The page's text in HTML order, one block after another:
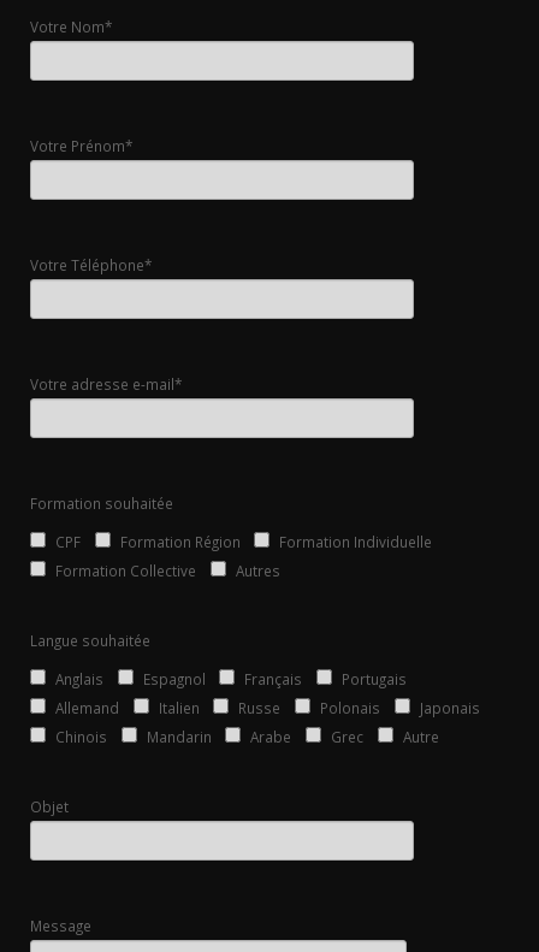
Votre Nom*
Votre Prénom*
Votre Téléphone*
Votre adresse e-mail*
Formation souhaitée
CPF
Formation Région
Formation Individuelle
Formation Collective
Autres
Langue souhaitée
Anglais
Espagnol Français
Portugais
Allemand
Italien Russe Polonais
Japonais
Chinois
Mandarin Arabe Grec Autre
Objet
Message